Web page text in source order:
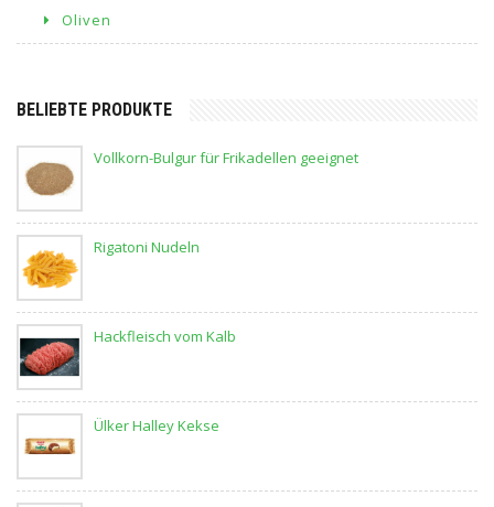
Oliven
BELIEBTE PRODUKTE
Vollkorn-Bulgur für Frikadellen geeignet
Rigatoni Nudeln
Hackfleisch vom Kalb
Ülker Halley Kekse